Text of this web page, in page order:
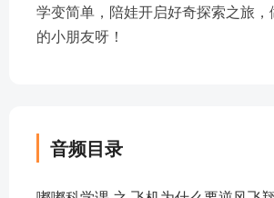
学变简单，陪娃开启好奇探索之旅
的小朋友呀！
音频目录